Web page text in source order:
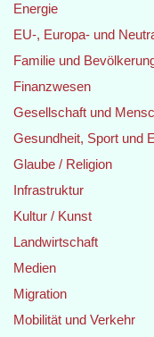
Energie
EU-, Europa- und
Familie und
Finanzwesen
Gesellschaft und
Gesundheit, Sport und
Glaube / Religion
Infrastruktur
Kultur / Kunst
Landwirtschaft
Medien
Migration
Mobilität und Verkehr